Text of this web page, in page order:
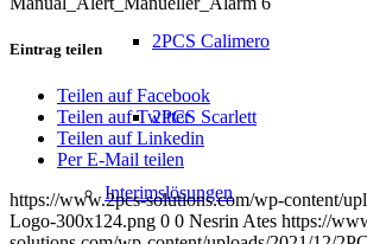
2PCS Calimero
2PCS Scarlett
Interimslösungen
Eintrag teilen
Teilen auf Facebook
Teilen auf Twitter
Teilen auf Linkedin
Per E-Mail teilen
https://www.2pcs-solutions.com/wp-content/
Logo-300x124.png 0 0 Nesrin Ates https://